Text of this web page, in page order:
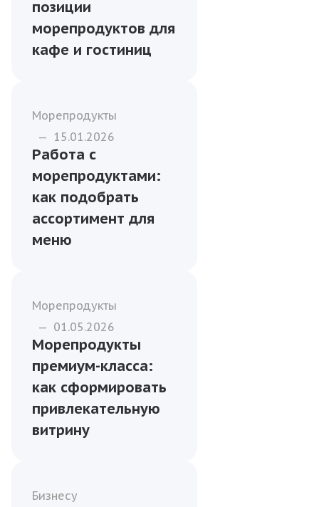
позиции
морепродуктов для
кафе и гостиниц
Морепродукты
— 15.01.2026
Работа с
морепродуктами:
как подобрать
ассортимент для
меню
Морепродукты
— 01.05.2026
Морепродукты
премиум-класса:
как сформировать
привлекательную
витрину
Бизнесу